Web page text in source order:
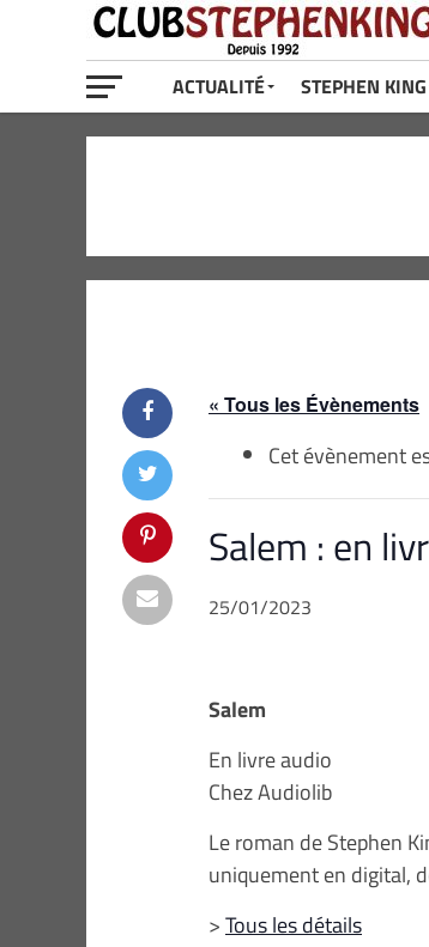
ACTUALITÉ STEPHEN KING
« Tous les Évènements
Cet évènement
Salem : en
25/01/2023
Salem
En livre audio
Chez Audiolib
Le roman de Stephen
uniquement en digital,
>Tous les détails